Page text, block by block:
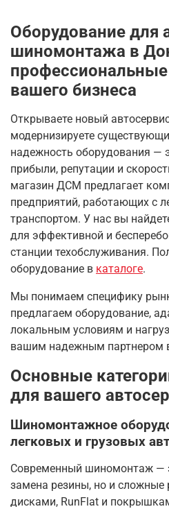
Оборудование для
шиномонтажа в
вашего бизнеса
Открываете новый
модернизируете
надежность оборудования —
прибыли, репутации и
магазин ДСМ предлагает
предприятий, работающих с
транспортом. У нас вы
для эффективной и
станции техобслуживания.
оборудование в каталоге.
Мы понимаем специфику
предлагаем оборудование,
локальным условиям и
вашим надежным партнером
Основные
для вашего
Шиномонтажное
легковых и грузовых
Современный шиномонтаж —
замена резины, но и
дисками, RunFlat и